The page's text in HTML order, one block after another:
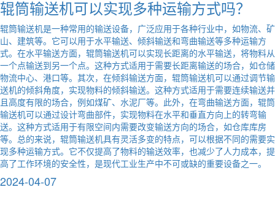
辊筒输送机可以实现多种运输方式吗？
辊筒输送机是一种常用的输送设备，广泛应用于各种行业中，如物流、矿
山、建筑等。它可以用于水平输送、倾斜输送和弯曲输送等多种运输方
式。在水平输送方面，辊筒输送机可以实现长距离的水平输送，将物料从
一个点输送到另一个点。这种方式适用于需要长距离输送的场合，如仓储
物流中心、港口等。其次，在倾斜输送方面，辊筒输送机可以通过调节输
送机的倾斜角度，实现物料的倾斜输送。这种方式适用于需要连续输送并
且高度有限的场合，例如煤矿、水泥厂等。此外，在弯曲输送方面，辊筒
输送机可以通过设计弯曲部件，实现物料在水平和垂直方向上的转弯输
送。这种方式适用于有限空间内需要改变输送方向的场合，如仓库库房
等。总的来说，辊筒输送机具有灵活多变的特点，可以根据不同的需要实
现多种运输方式。它不仅提高了物料的输送效率，也减少了人力成本，提
高了工作环境的安全性，是现代工业生产中不可或缺的重要设备之一。
2024-04-07